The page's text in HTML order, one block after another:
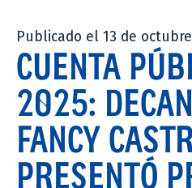
Publicado el 13 de
CUENTA
2025:
FANCY
PRESENTÓ